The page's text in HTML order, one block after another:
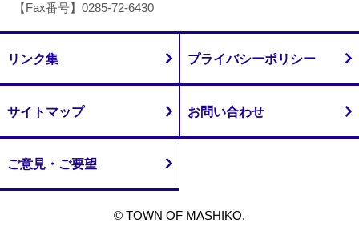
【Fax番号】0285-72-6430
リンク集 プライバシーポリシー
サイトマップ お問い合わせ
ご意見・ご要望
© TOWN OF MASHIKO.